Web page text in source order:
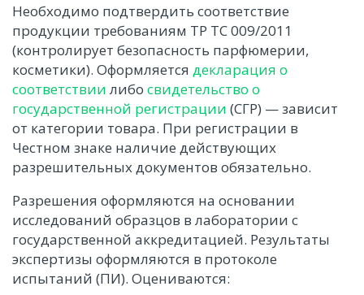
Необходимо подтвердить соответствие
продукции требованиям ТР ТС 009/2011
(контролирует безопасность парфюмерии,
косметики). Оформляется декларация о
соответствии либо свидетельство о
государственной регистрации (СГР) — зависит
от категории товара. При регистрации в
Честном знаке наличие действующих
разрешительных документов обязательно.
Разрешения оформляются на основании
исследований образцов в лаборатории с
государственной аккредитацией. Результаты
экспертизы оформляются в протоколе
испытаний (ПИ). Оцениваются: